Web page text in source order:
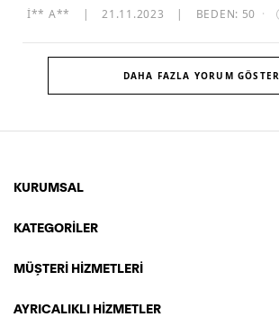
İ** A** | 21.11.2023 | BEDEN: 50 ·
DAHA FAZLA YORUM GÖSTER
KURUMSAL
KATEGORİLER
MÜŞTERİ HİZMETLERİ
AYRICALIKLI HİZMETLER